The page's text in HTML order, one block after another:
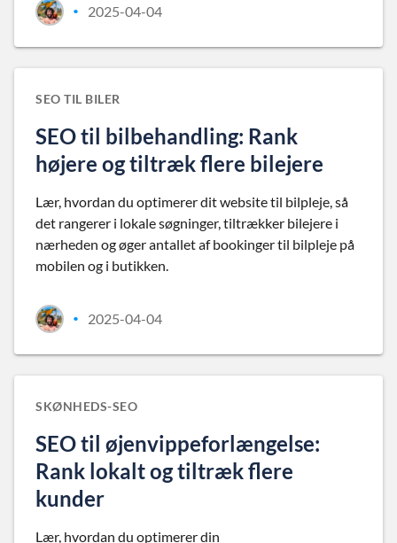
• 2025-04-04
SEO TIL BILER
SEO til bilbehandling: Rank
højere og tiltræk flere bilejere
Lær, hvordan du optimerer dit website til bilpleje, så
det rangerer i lokale søgninger, tiltrækker bilejere i
nærheden og øger antallet af bookinger til bilpleje på
mobilen og i butikken.
• 2025-04-04
SKØNHEDS-SEO
SEO til øjenvippeforlængelse:
Rank lokalt og tiltræk flere
kunder
Lær, hvordan du optimerer din